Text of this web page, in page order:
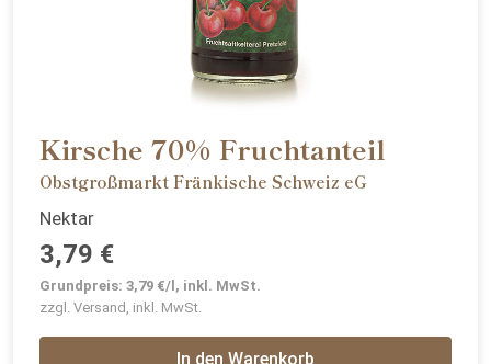
Kirsche 70% Fruchtanteil
Obstgroßmarkt Fränkische Schweiz eG
Nektar
3,79 €
Grundpreis: 3,79 €/l, inkl. MwSt.
zzgl. Versand, inkl. MwSt.
In den Warenkorb